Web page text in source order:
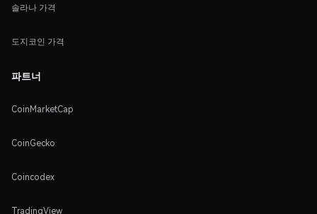
솔라나 가격
도지코인 가격
파트너
CoinMarketCap
CoinGecko
Coincodex
TradingView